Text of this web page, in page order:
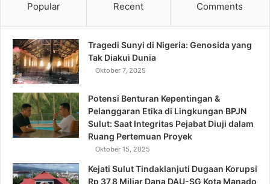
Popular Recent Comments
Tragedi Sunyi di Nigeria: Genosida yang
Tak Diakui Dunia
Oktober 7, 2025
Potensi Benturan Kepentingan &
Pelanggaran Etika di Lingkungan BPJN
Sulut: Saat Integritas Pejabat Diuji dalam
Ruang Pertemuan Proyek
Oktober 15, 2025
Kejati Sulut Tindaklanjuti Dugaan Korupsi
Rp 37,8 Miliar Dana DAU-SG Kota Manado